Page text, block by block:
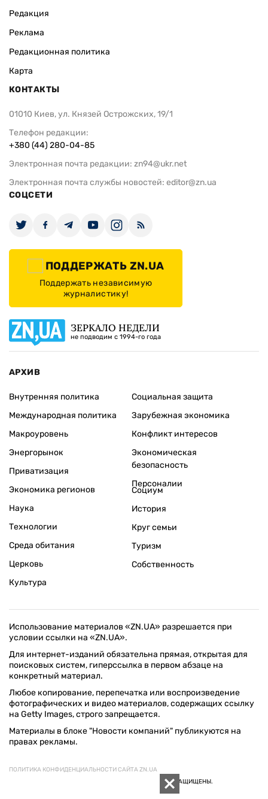
Редакция
Реклама
Редакционная политика
Карта
КОНТАКТЫ
01010 Киев, ул. Князей Острожских, 19/1
Телефон редакции:
+380 (44) 280-04-85
Электронная почта редакции: zn94@ukr.net
Электронная почта службы новостей: editor@zn.ua
СОЦСЕТИ
ПОДДЕРЖАТЬ ZN.UA
Поддержать независимую
журналистику!
ЗЕРКАЛО НЕДЕЛИ
не подводим с 1994-го года
АРХИВ
Внутренняя политика
Международная политика
Макроуровень
Энергорынок
Приватизация
Экономика регионов
Социальная защита
Зарубежная экономика
Конфликт интересов
Экономическая
безопасность
Персоналии
Наука
Технологии
Среда обитания
Церковь
Культура
Социум
История
Круг семьи
Туризм
Собственность
Использование материалов «ZN.UA» разрешается при
условии ссылки на «ZN.UA».
Для интернет-изданий обязательна прямая, открытая для
поисковых систем, гиперссылка в первом абзаце на
конкретный материал.
Любое копирование, перепечатка или воспроизведение
фотографических и видео материалов, содержащих ссылку
на Getty Images, строго запрещается.
Материалы в блоке "Новости компаний" публикуются на
правах рекламы.
ПОЛИТИКА КОНФИДЕНЦИАЛЬНОСТИ САЙТА ZN.UA
© 1994–2026 «ЗЕРКАЛО НЕДЕЛИ. УКРАИНА». ВСЕ ПРАВА ЗАЩИЩЕНЫ.